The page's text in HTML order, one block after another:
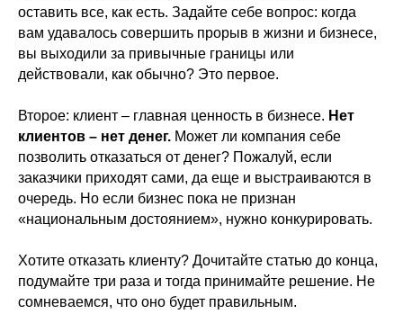
оставить все, как есть. Задайте себе вопрос: когда
вам удавалось совершить прорыв в жизни и бизнесе,
вы выходили за привычные границы или
действовали, как обычно? Это первое.
Второе: клиент – главная ценность в бизнесе. Нет
клиентов – нет денег. Может ли компания себе
позволить отказаться от денег? Пожалуй, если
заказчики приходят сами, да еще и выстраиваются в
очередь. Но если бизнес пока не признан
«национальным достоянием», нужно конкурировать.
Хотите отказать клиенту? Дочитайте статью до конца,
подумайте три раза и тогда принимайте решение. Не
сомневаемся, что оно будет правильным.